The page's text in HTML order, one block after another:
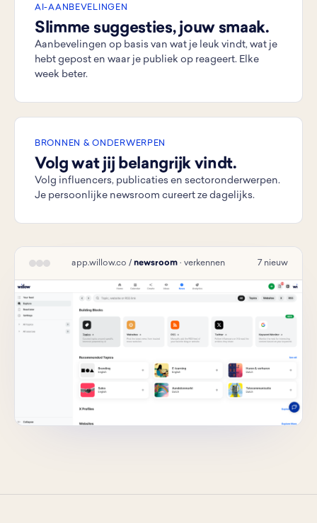
AI-AANBEVELINGEN
Slimme suggesties, jouw smaak.
Aanbevelingen op basis van wat je leuk vindt, wat je
hebt gepost en waar je publiek op reageert. Elke
week beter.
BRONNEN & ONDERWERPEN
Volg wat jij belangrijk vindt.
Volg influencers, publicaties en sectoronderwerpen.
Je persoonlijke newsroom cureert ze dagelijks.
app.willow.co / newsroom· verkennen 7 nieuw